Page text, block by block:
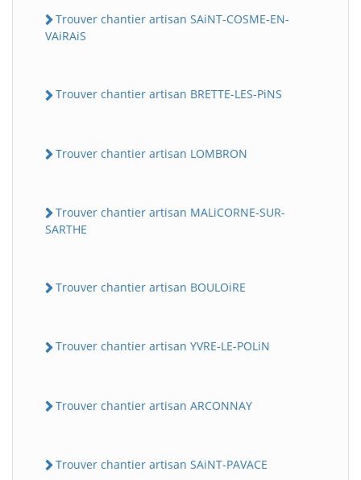
Trouver chantier artisan SAiNT-COSME-EN-
VAiRAiS
Trouver chantier artisan BRETTE-LES-PiNS
Trouver chantier artisan LOMBRON
Trouver chantier artisan MALiCORNE-SUR-
SARTHE
Trouver chantier artisan BOULOiRE
Trouver chantier artisan YVRE-LE-POLiN
Trouver chantier artisan ARCONNAY
Trouver chantier artisan SAiNT-PAVACE